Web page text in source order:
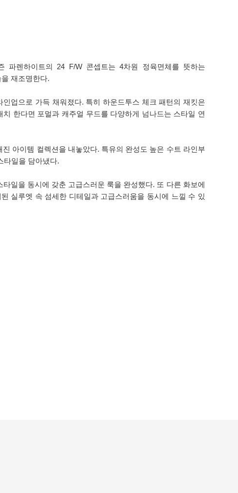
파렌하이트의 24 F/W 콘셉트는 4차원 정육면체를 뜻하는
재조명한다.
업으로 가득 채워졌다. 특히 하운드투스 체크 패턴의 재킷은
한다면 포멀과 캐주얼 무드를 다양하게 넘나드는 스타일 연
아이템 컬렉션을 내놓았다. 특유의 완성도 높은 수트 라인부
타일을 담아냈다.
일을 동시에 갖춘 고급스러운 룩을 완성했다. 또 다른 화보에
실루엣 속 섬세한 디테일과 고급스러움을 동시에 느낄 수 있